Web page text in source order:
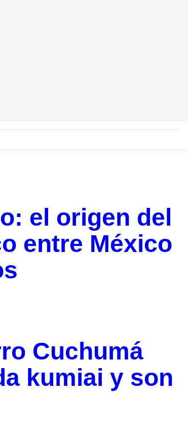
el origen del
entre México
Cuchumá
kumiai y son